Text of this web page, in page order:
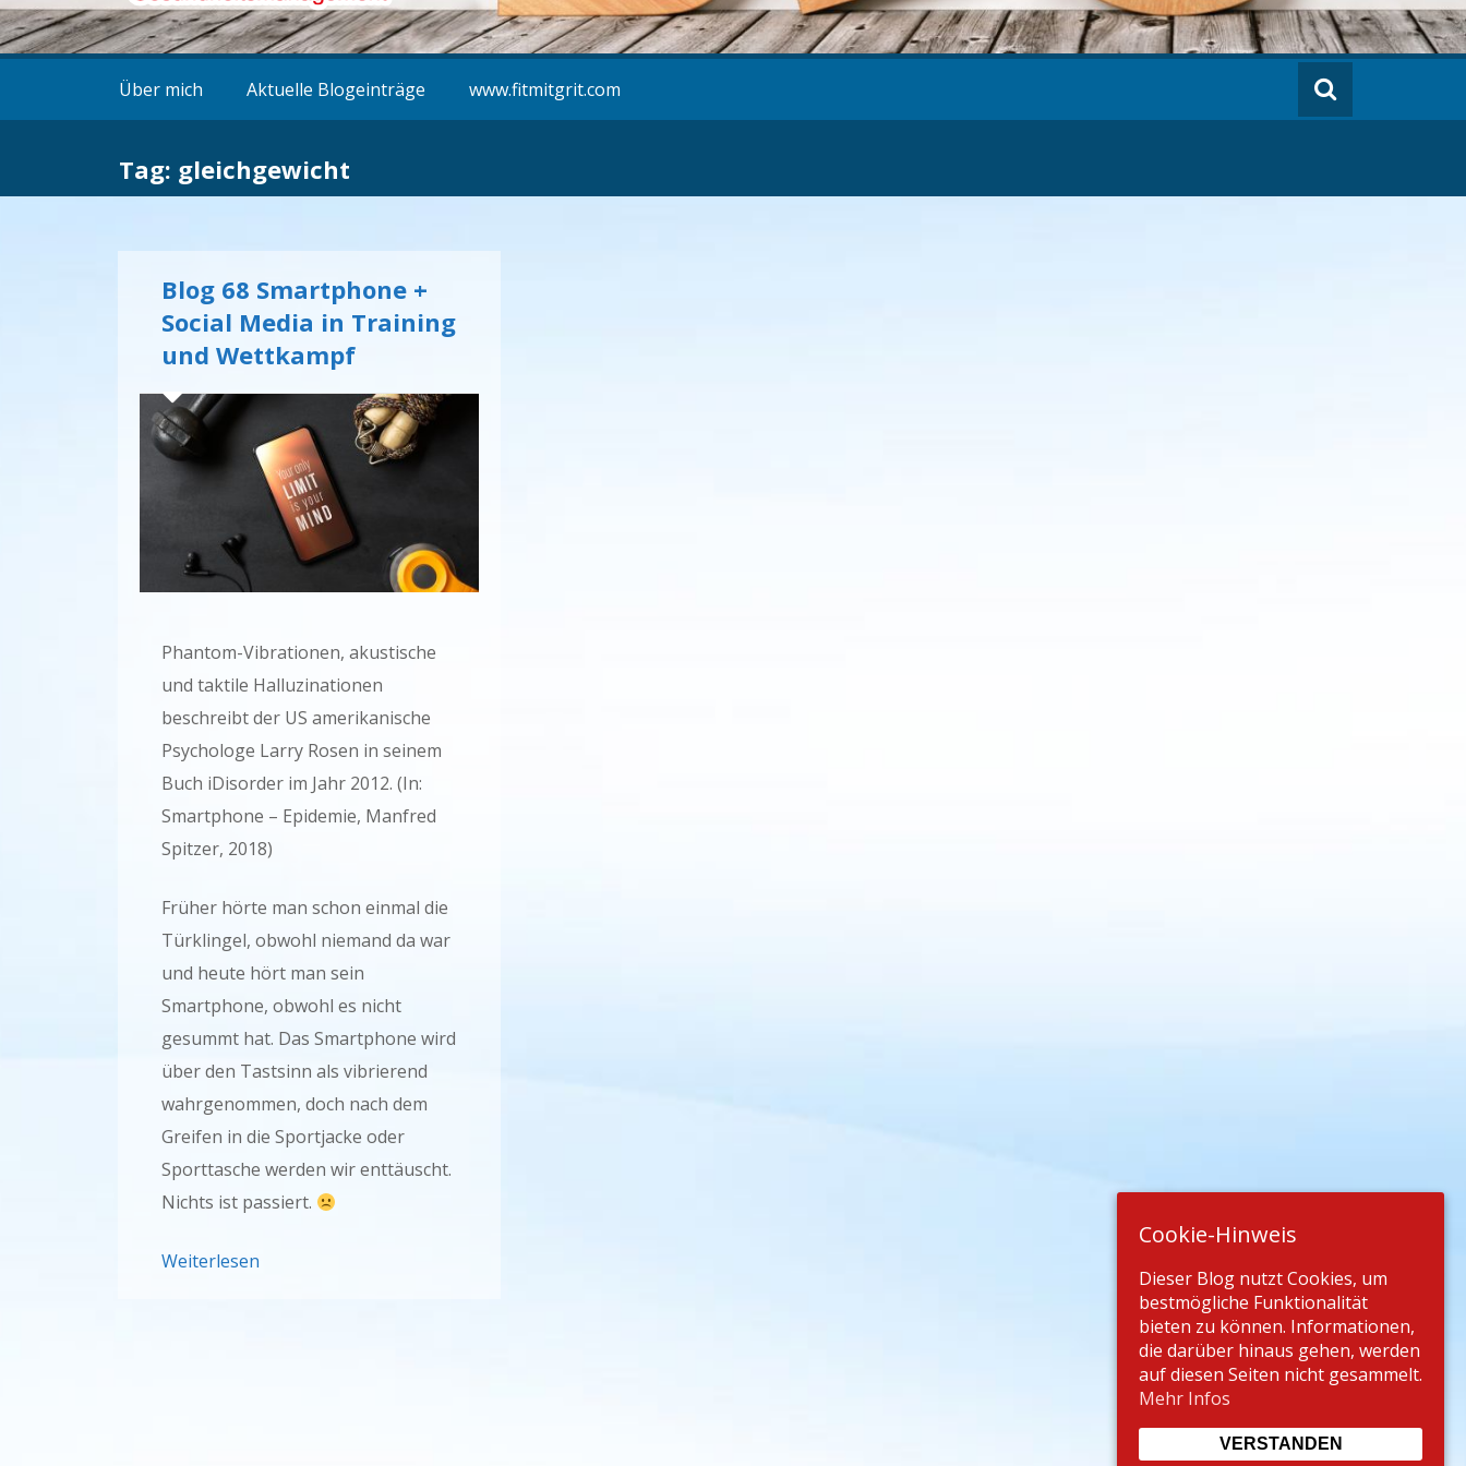
Über mich Aktuelle Blogeinträge www.fitmitgrit.com
Tag: gleichgewicht
Blog 68 Smartphone +
Social Media in Training
und Wettkampf
Phantom-Vibrationen, akustische
und taktile Halluzinationen
beschreibt der US amerikanische
Psychologe Larry Rosen in seinem
Buch iDisorder im Jahr 2012. (In:
Smartphone – Epidemie, Manfred
Spitzer, 2018)
Früher hörte man schon einmal die
Türklingel, obwohl niemand da war
und heute hört man sein
Smartphone, obwohl es nicht
gesummt hat. Das Smartphone wird
über den Tastsinn als vibrierend
wahrgenommen, doch nach dem
Greifen in die Sportjacke oder
Sporttasche werden wir enttäuscht.
Nichts ist passiert.
Weiterlesen
Cookie-Hinweis
Dieser Blog nutzt Cookies, um
bestmögliche Funktionalität
bieten zu können. Informationen,
die darüber hinaus gehen, werden
auf diesen Seiten nicht gesammelt.
Mehr Infos
VERSTANDEN